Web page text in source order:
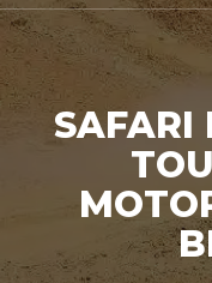
SAFARI